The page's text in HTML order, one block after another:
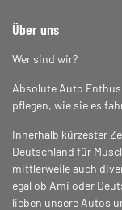
Über uns
Wer sind wir?
Absolute Auto
pflegen, wie sie es
Innerhalb kürzester
Deutschland für
mittlerweile auch
egal ob Ami oder
lieben unsere Autos